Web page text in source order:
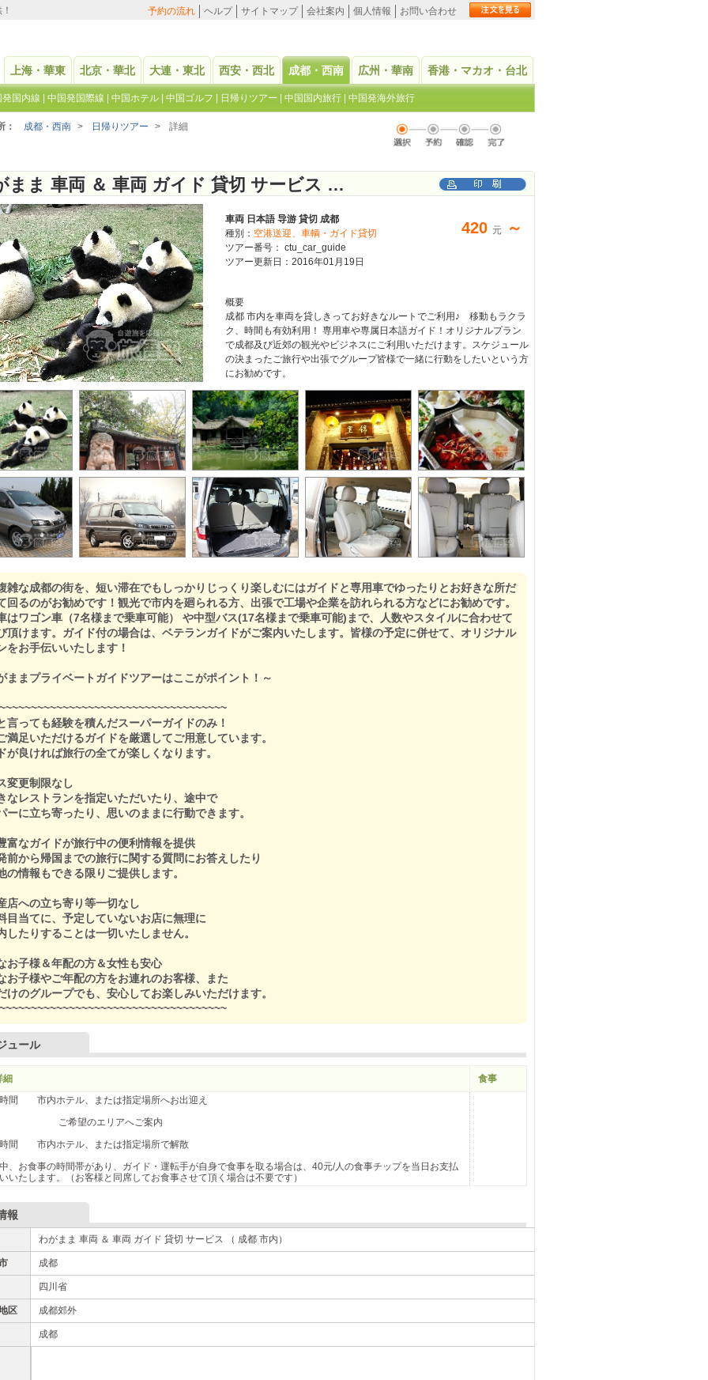
予約の流れ ヘルプ サイトマップ 会社案内 個人情報 お問い合わせ
上海・華東 北京・華北 大連・東北 西安・西北 成都・西南 広州・華南 香港・マカオ・台北
発国内線 中国発国際線 中国ホテル 中国ゴルフ 日帰りツアー 中国国内旅行 中国発海外旅行
： 成都・西南 > 日帰りツアー > 詳細
わがまま 車両 ＆ 車両 ガイド 貸切 サービス （ 成都 市内）
420 元 ～
車両 日本語 导游 貸切 成都
種別： 空港送迎、車輌・ガイド貸切
ツアー番号： ctu_car_guide
ツアー更新日：2016年01月19日
概要
成都 市内を車両を貸しきってお好きなルートでご利用♪ 移動もラクラ
ク、時間も有効利用！ 専用車や専属日本語ガイド！オリジナルプラン
で成都及び近郊の観光やビジネスにご利用いただけます。スケジュール
の決まったご旅行や出張でグループ皆様で一緒に行動をしたいという方
にお勧めです。
な成都の街を、短い滞在でもしっかりじっくり楽しむにはガイドと専用車でゆったりとお好きな所だ
回るのがお勧めです！観光で市内を廻られる方、出張で工場や企業を訪れられる方などにお勧めです。
はワゴン車（7名様まで乗車可能） や中型バス(17名様まで乗車可能)まで、人数やスタイルに合わせて
頂けます。ガイド付の場合は、ベテランガイドがご案内いたします。皆様の予定に併せて、オリジナル
をお手伝いいたします！
ままプライベートガイドツアーはここがポイント！～
言っても経験を積んだスーパーガイドのみ！
満足いただけるガイドを厳選してご用意しています。
が良ければ旅行の全てが楽しくなります。
変更制限なし
なレストランを指定いただいたり、途中で
ーに立ち寄ったり、思いのままに行動できます。
富なガイドが旅行中の便利情報を提供
前から帰国までの旅行に関する質問にお答えしたり
の情報もできる限りご提供します。
店への立ち寄り等一切なし
目当てに、予定していないお店に無理に
したりすることは一切いたしません。
お子様＆年配の方＆女性も安心
お子様やご年配の方をお連れのお客様、また
けのグループでも、安心してお楽しみいただけます。
ュール
細
食事
間 市内ホテル、または指定場所へお出迎え
望のエリアへご案内
間 市内ホテル、または指定場所で解散
、お食事の時間帯があり、ガイド・運転手が自身で食事を取る場合は、40元/人の食事チップを当日お支払
いたします。（お客様と同席してお食事させて頂く場合は不要です）
報
わがまま 車両 ＆ 車両 ガイド 貸切 サービス （ 成都 市内）
成都
四川省
区 成都郊外
成都